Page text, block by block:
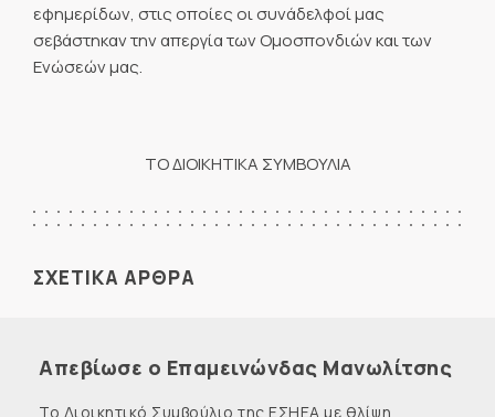
εφημερίδων, στις οποίες οι συνάδελφοί μας
σεβάστηκαν την απεργία των Ομοσπονδιών και των
Ενώσεών μας.
ΤΟ ΔΙΟΙΚΗΤΙΚΑ ΣΥΜΒΟΥΛΙΑ
ΣΧΕΤΙΚΑ ΑΡΘΡΑ
Απεβίωσε ο Επαμεινώνδας Μανωλίτσης
Το Διοικητικό Συμβούλιο της ΕΣΗΕΑ με θλίψη